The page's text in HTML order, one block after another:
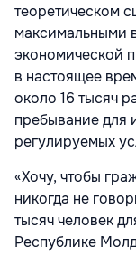
теоретическом
максимальными
экономической
в настоящее
около 16 тысяч
пребывание для
регулируемых
«Хочу, чтобы
никогда не
тысяч человек
Республике